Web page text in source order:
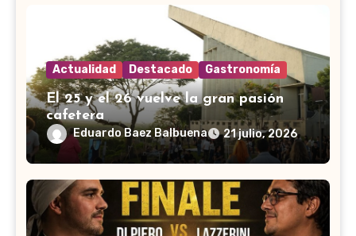
Actualidad Destacado Gastronomía
El 25 y el 26 vuelve la gran pasión
cafetera
Eduardo Baez Balbuena 21 julio, 2026